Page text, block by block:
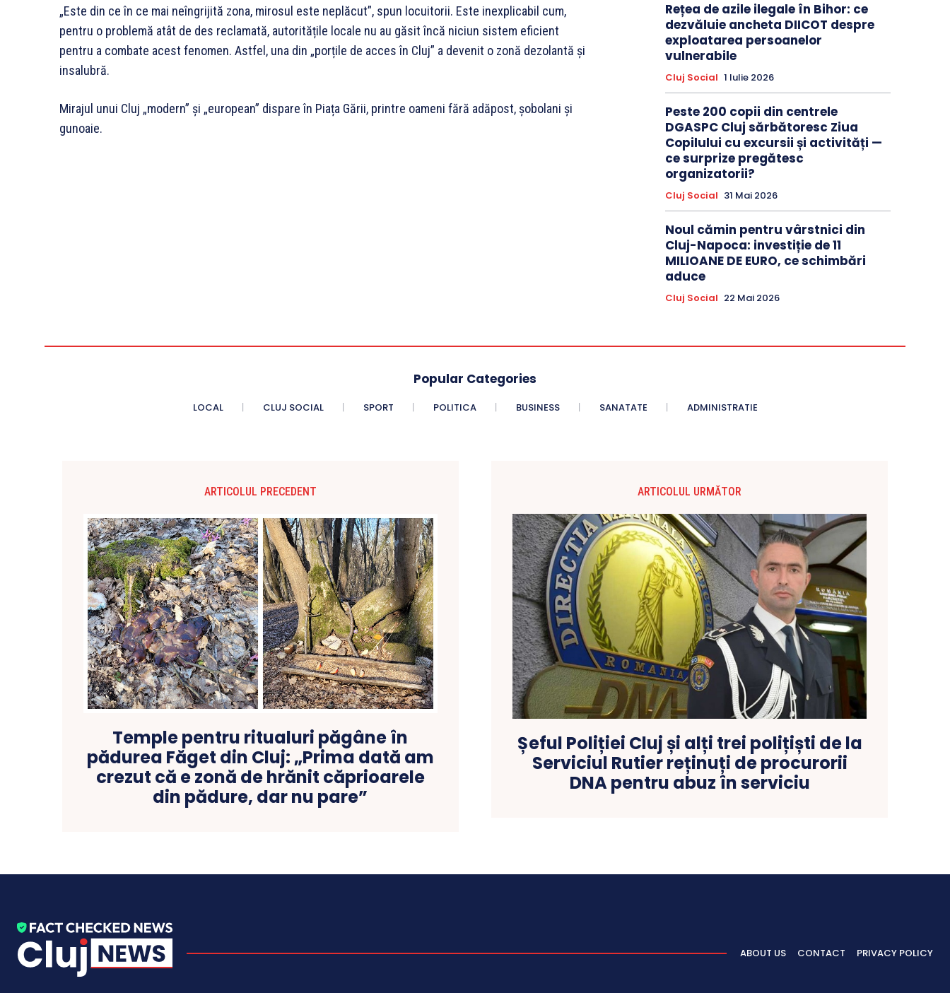
„Este din ce în ce mai neîngrijită zona, mirosul este neplăcut”, spun locuitorii. Este inexplicabil cum,
pentru o problemă atât de des reclamată, autoritățile locale nu au găsit încă niciun sistem eficient
pentru a combate acest fenomen. Astfel, una din „porțile de acces în Cluj” a devenit o zonă dezolantă și
insalubră.
Mirajul unui Cluj „modern” și „european” dispare în Piața Gării, printre oameni fără adăpost, șobolani și
gunoaie.
Rețea de azile ilegale în Bihor: ce
dezvăluie ancheta DIICOT despre
exploatarea persoanelor
vulnerabile
Cluj Social 1 Iulie 2026
Peste 200 copii din centrele
DGASPC Cluj sărbătoresc Ziua
Copilului cu excursii și activități —
ce surprize pregătesc
organizatorii?
Cluj Social 31 Mai 2026
Noul cămin pentru vârstnici din
Cluj-Napoca: investiție de 11
MILIOANE DE EURO, ce schimbări
aduce
Cluj Social 22 Mai 2026
Popular Categories
LOCAL CLUJ SOCIAL SPORT POLITICA BUSINESS SANATATE ADMINISTRATIE
ARTICOLUL PRECEDENT
Temple pentru ritualuri păgâne în
pădurea Făget din Cluj: „Prima dată am
crezut că e zonă de hrănit căprioarele
din pădure, dar nu pare”
ARTICOLUL URMĂTOR
Șeful Poliției Cluj și alți trei polițiști de la
Serviciul Rutier reținuți de procurorii
DNA pentru abuz în serviciu
ABOUT US CONTACT PRIVACY POLICY